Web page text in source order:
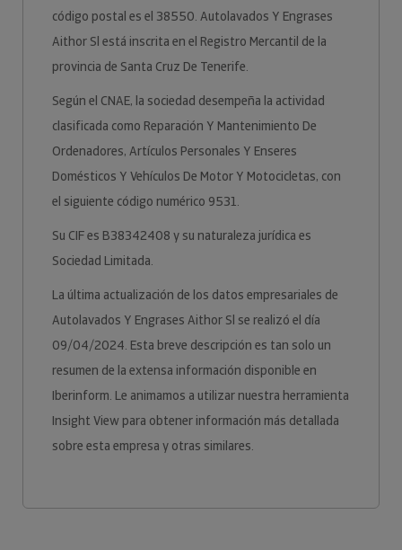
código postal es el 38550. Autolavados Y Engrases
Aithor Sl está inscrita en el Registro Mercantil de la
provincia de Santa Cruz De Tenerife.
Según el CNAE, la sociedad desempeña la actividad
clasificada como Reparación Y Mantenimiento De
Ordenadores, Artículos Personales Y Enseres
Domésticos Y Vehículos De Motor Y Motocicletas, con
el siguiente código numérico 9531.
Su CIF es B38342408 y su naturaleza jurídica es
Sociedad Limitada.
La última actualización de los datos empresariales de
Autolavados Y Engrases Aithor Sl se realizó el día
09/04/2024. Esta breve descripción es tan solo un
resumen de la extensa información disponible en
Iberinform. Le animamos a utilizar nuestra herramienta
Insight View para obtener información más detallada
sobre esta empresa y otras similares.